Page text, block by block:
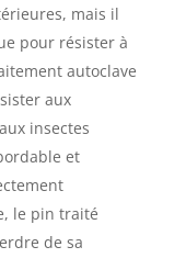
mais il
pour résister à
autoclave
aux
insectes
et
le pin traité
de sa